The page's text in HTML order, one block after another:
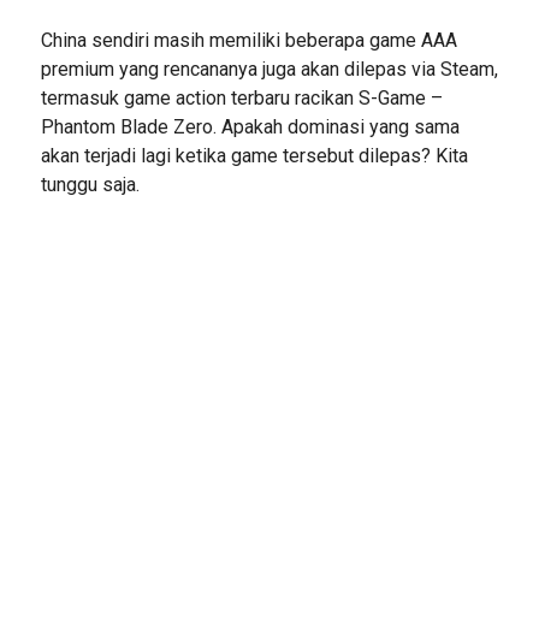
China sendiri masih memiliki beberapa game AAA
premium yang rencananya juga akan dilepas via Steam,
termasuk game action terbaru racikan S-Game –
Phantom Blade Zero. Apakah dominasi yang sama
akan terjadi lagi ketika game tersebut dilepas? Kita
tunggu saja.